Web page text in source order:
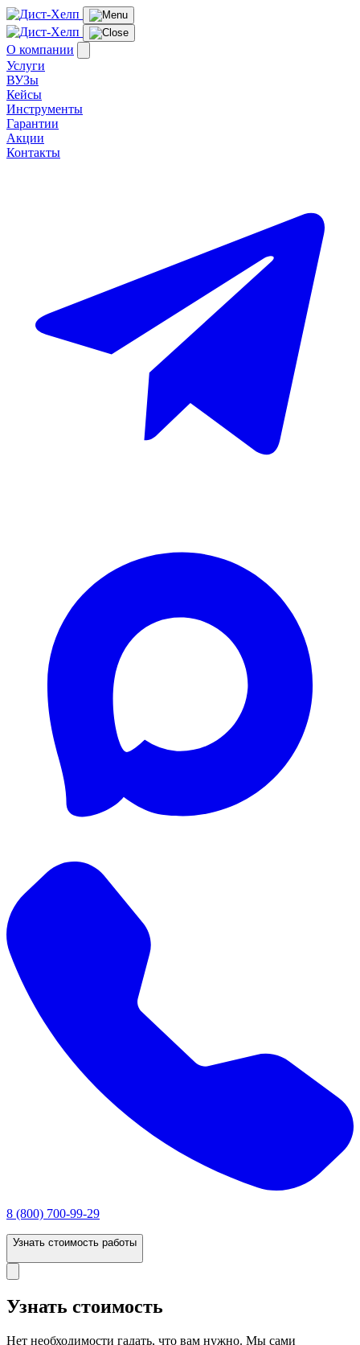
О компании
Услуги
ВУЗы
Кейсы
Инструменты
Гарантии
Акции
Контакты
8 (800) 700-99-29
Узнать стоимость работы
Узнать стоимость
Нет необходимости гадать, что вам нужно. Мы сами